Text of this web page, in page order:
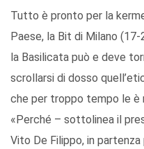
Tutto è pronto per la
Paese, la Bit di Milano
la Basilicata può e deve
scrollarsi di dosso
che per troppo tempo le è
«Perché – sottolinea il
Vito De Filippo, in